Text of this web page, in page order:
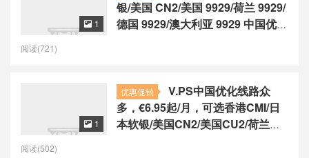
银/美国 CN2/美国 9929/荷兰 9929/
德国 9929/澳大利亚 9929 中国优化
 1
阅读(721)
优惠促销
V.PS中国优化线路众
多，€6.95起/月，可选香港CMI/日
本软银/美国CN2/美国CU2/荷兰
 1
阅读(502)